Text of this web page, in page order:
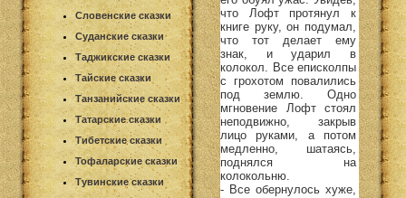
Словенские сказки
Суданские сказки
Таджикские сказки
Тайские сказки
Танзанийские сказки
Татарские сказки
Тибетские сказки
Тофаларские сказки
Тувинские сказки
что Лофт протянул к
книге руку, он подумал,
что тот делает ему
знак, и ударил в
колокол. Все еписколпы
с грохотом повалились
под землю. Одно
мгновение Лофт стоял
неподвижно, закрыв
лицо руками, а потом
медленно, шатаясь,
поднялся на
колокольню.
- Все обернулось хуже,